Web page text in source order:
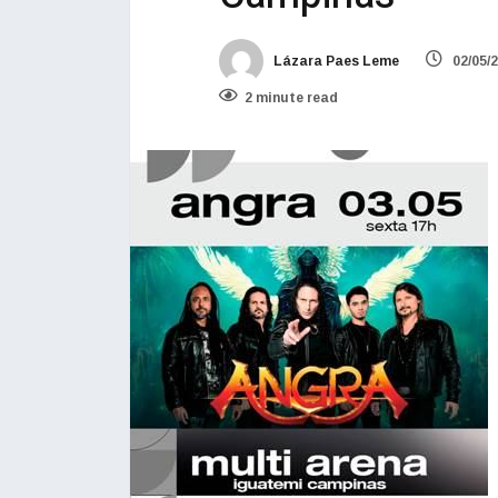
Lázara Paes Leme 02/05/
2 minute read